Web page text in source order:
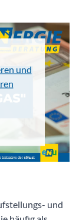
und
und